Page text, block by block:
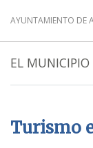
AYUNTAMIENTO DE
EL MUNICIPIO
Turismo